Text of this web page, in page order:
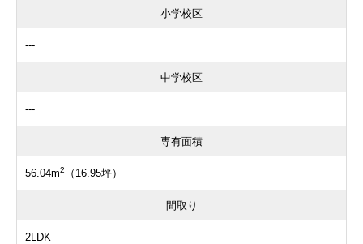
小学校区
---
中学校区
---
専有面積
56.04m2 （16.95坪）
間取り
2LDK